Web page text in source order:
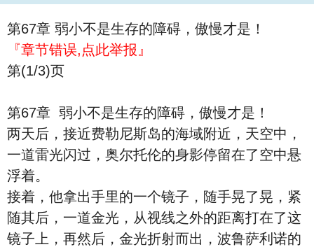
第67章 弱小不是生存的障碍，傲慢才是！
『章节错误,点此举报』
第(1/3)页
第67章 弱小不是生存的障碍，傲慢才是！
两天后，接近费勒尼斯岛的海域附近，天空中，
一道雷光闪过，奥尔托伦的身影停留在了空中悬
浮着。
接着，他拿出手里的一个镜子，随手晃了晃，紧
随其后，一道金光，从视线之外的距离打在了这
镜子上，再然后，金光折射而出，波鲁萨利诺的